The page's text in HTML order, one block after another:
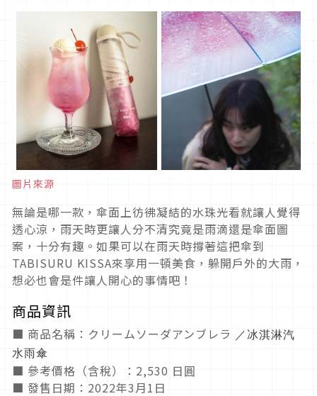
圖片來源
無論是哪一款，傘面上彷彿凝結的水珠光看就讓人覺得
透心涼，雨天時更讓人分不清究竟是雨滴還是傘面圖
案，十分有趣。如果可以在雨天時撐著這把傘到
TABISURU KISSA來享用一頓美食，躲開戶外的大雨，
想必也會是件讓人開心的事情吧！
商品資訊
■ 商品名稱：クリームソーダアンブレラ
／冰淇淋汽
水雨傘
■ 參考價格（含稅）：2,530 日圓
■ 發售日期：2022年3月1日